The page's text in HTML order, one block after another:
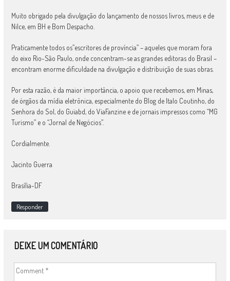
Muito obrigado pela divulgação do lançamento de nossos livros, meus e de
Nilce, em BH e Bom Despacho.
Praticamente todos os”escritores de província” – aqueles que moram fora
do eixo Rio-São Paulo, onde concentram-se as grandes editoras do Brasil –
encontram enorme dificuldade na divulgação e distribuição de suas obras.
Por esta razão, é da maior importância, o apoio que recebemos, em Minas,
de órgãos da mídia eletrônica, especialmente do Blog de Italo Coutinho, do
Senhora do Sol, do Guiabd, do ViaFanzine e de jornais impressos como “MG
Turismo” e o “Jornal de Negócios”.
Cordialmente.
Jacinto Guerra
Brasília-DF
Responder
DEIXE UM COMENTÁRIO